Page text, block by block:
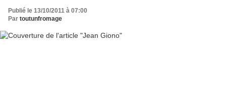
Publié le 13/10/2011 à 07:00
Par toutunfromage